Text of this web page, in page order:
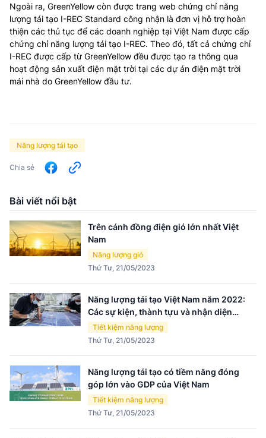
Ngoài ra, GreenYellow còn được trang web chứng chỉ năng
lượng tái tạo I-REC Standard công nhận là đơn vị hỗ trợ hoàn
thiện các thủ tục để các doanh nghiệp tại Việt Nam được cấp
chứng chỉ năng lượng tái tạo I-REC. Theo đó, tất cả chứng chỉ
I-REC được cấp từ GreenYellow đều được tạo ra thông qua
hoạt động sản xuất điện mặt trời tại các dự án điện mặt trời
mái nhà do GreenYellow đầu tư.
Năng lượng tái tạo
Chia sẻ
Bài viết nổi bật
Trên cánh đồng điện gió lớn nhất Việt
Nam
Năng lượng gió
Thứ Tư, 21/05/2023
Năng lượng tái tạo Việt Nam năm 2022:
Các sự kiện, thành tựu và nhận diện
thách thức
Tiết kiệm năng lượng
Thứ Tư, 21/05/2023
Năng lượng tái tạo có tiềm năng đóng
góp lớn vào GDP của Việt Nam
Tiết kiệm năng lượng
Thứ Tư, 21/05/2023